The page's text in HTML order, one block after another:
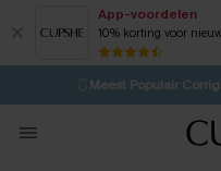
App-voordelen
10% korting voor
⚡️LAATSTE
🩱Meest Populair
💌Abonneer je &
Koop 3, krijg